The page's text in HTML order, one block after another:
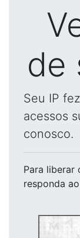
de
Seu IP
acessos
conosco.
Para liberar
responda